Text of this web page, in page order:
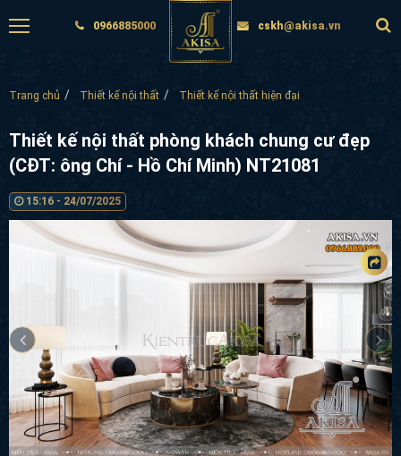
0966885000 cskh@akisa.vn
Trang chủ Thiết kế nội thất Thiết kế nội thất hiện đại
Thiết kế nội thất phòng khách chung cư đẹp
(CĐT: ông Chí - Hồ Chí Minh) NT21081
15:16 - 24/07/2025